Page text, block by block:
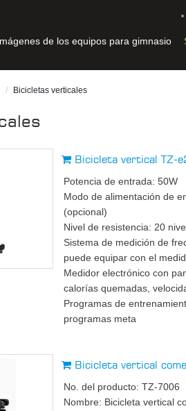
de los equipos para gimnasio
Bicicletas verticales
Bicicleta vertical TZ-
Potencia de entrada: 50W
Modo de alimentación de
(opcional)
Nivel de resistencia: 20
Sistema de medición de
puede equipar con el
Medidor electrónico con
calorías quemadas,
Programas de
programas meta
Bicicleta vertical
No. del producto: TZ-7006
Nombre: Bicicleta vertical